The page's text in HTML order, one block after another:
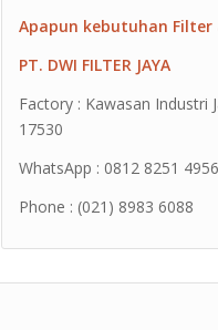
Apapun kebutuhan
PT. DWI FILTER JAYA
Factory : Kawasan Industri
17530
WhatsApp : 0812 8251 4956
Phone : (021) 8983 6088